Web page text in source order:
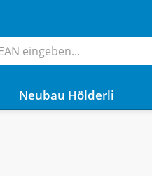
Neubau Hölderli